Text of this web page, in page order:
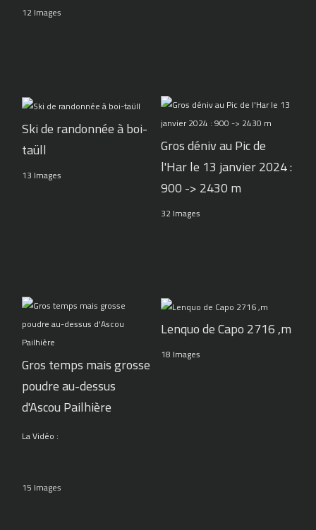
12 Images
Ski de randonnée à boi-
taüll
13 Images
Gros déniv au Pic de
l'Har le 13 janvier 2024 :
900 -> 2430 m
32 Images
Gros temps mais grosse
poudre au-dessus
d'Ascou Pailhière
La Vidéo :
15 Images
Lenquo de Capo 2716 ,m
18 Images